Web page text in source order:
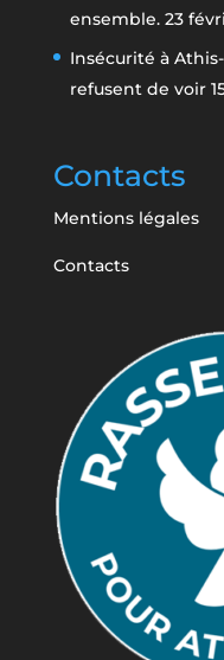
ensemble. 23
Insécurité à
refusent de voir
Contacts
Mentions légales
Contacts